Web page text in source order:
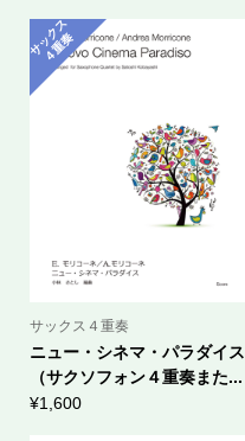
サ
ッ
ク
ス
４
重
奏
サックス４重奏
ニュー・シネマ・パラダイス
（サクソフォン４重奏また...
¥1,600